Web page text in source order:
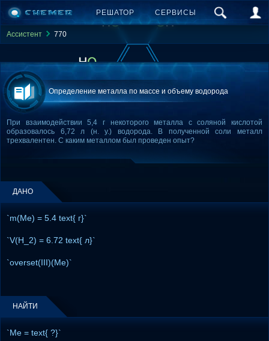
РЕШАТОР СЕРВИСЫ
Ассистент 770
Определение металла по массе и объему водорода
При взаимодействии 5,4 г некоторого металла с соляной кислотой
образовалось 6,72 л (н. у.) водорода. В полученной соли металл
трехвалентен. С каким металлом был проведен опыт?
ДАНО
`m(Me) = 5.4 text{ г}`
`V(H_2) = 6.72 text{ л}`
`overset(III)(Me)`
НАЙТИ
`Me = text{ ?}`